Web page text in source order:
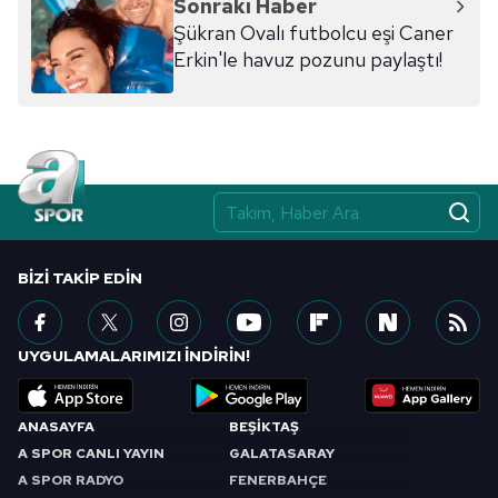
ilgili mevzuata uygun olarak kullanılan çerezlerle ilgili bilgi
almak için lütfen
tıklayınız
Sonraki Haber
Şükran Ovalı futbolcu eşi Caner
Erkin'le havuz pozunu paylaştı!
ANASAYFA
A SPOR CANLI YAYIN
A SPOR RADYO
BEŞİKTAŞ
GALATASARAY
FENERBAHÇE
BIZI TAKIP EDIN
UYGULAMALARIMIZI İNDİRİN!